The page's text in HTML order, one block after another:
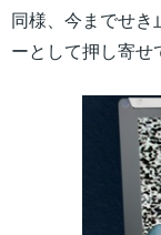
同様、今までせき
ーとして押し寄せ